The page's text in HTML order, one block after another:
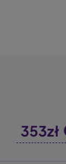
353zł